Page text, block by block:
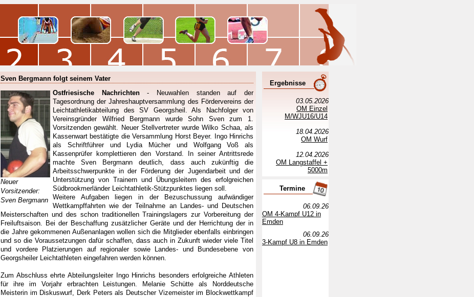
Sven Bergmann folgt seinem Vater
Neuer
Vorsitzender:
Sven Bergmann
Ostfriesische Nachrichten- Neuwahlen standen auf der
Tagesordnung der Jahreshauptversammlung des Fördervereins der
Leichtathletikabteilung des SV Georgsheil. Als Nachfolger von
Vereinsgründer Wilfried Bergmann wurde Sohn Sven zum 1.
Vorsitzenden gewählt. Neuer Stellvertreter wurde Wilko Schaa, als
Kassenwart bestätigte die Versammlung Horst Beyer. Ingo Hinrichs
als Schriftführer und Lydia Mücher und Wolfgang Voß als
Kassenprüfer komplettieren den Vorstand. In seiner Antrittsrede
machte Sven Bergmann deutlich, dass auch zukünftig die
Arbeitsschwerpunkte in der Förderung der Jugendarbeit und der
Unterstützung von Trainern und Übungsleitern des erfolgreichen
Südbrookmerländer Leichtathletik-Stützpunktes liegen soll.
Weitere Aufgaben liegen in der Bezuschussung aufwändiger
Wettkampffahrten wie der Teilnahme an Landes- und Deutschen
Meisterschaften und des schon traditionellen Trainingslagers zur Vorbereitung der
Freiluftsaison. Bei der Beschaffung zusätzlicher Geräte und der Herrichtung der in
die Jahre gekommenen Außenanlagen wollen sich die Mitglieder ebenfalls einbringen
und so die Voraussetzungen dafür schaffen, dass auch in Zukunft wieder viele Titel
und vordere Platzierungen auf regionaler sowie Landes- und Bundesebene von
Georgsheiler Leichtathleten eingefahren werden können.
Zum Abschluss ehrte Abteilungsleiter Ingo Hinrichs besonders erfolgreiche Athleten
für ihre im Vorjahr erbrachten Leistungen. Melanie Schütte als Norddeutsche
Meisterin im Diskuswurf, Derk Peters als Deutscher Vizemeister im Blockwettkampf
Ergebnisse
03.05.2026
OM Einzel
M/WJU16/U14
18.04.2026
OM Wurf
12.04.2026
OM Langstaffel +
5000m
Termine
06.09.26
OM 4-Kampf U12 in
Emden
06.09.26
3-Kampf U8 in Emden